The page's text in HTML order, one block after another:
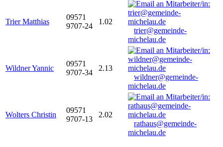
Trier Matthias
09571
9707-24
1.02
trier@gemeinde-
michelau.de
Wildner Yannic
09571
9707-34
2.13
wildner@gemeinde-
michelau.de
Wolters Christin
09571
9707-13
2.02
rathaus@gemeinde-
michelau.de